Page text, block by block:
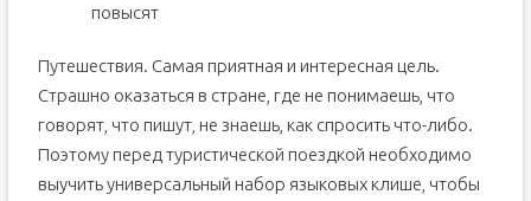
повысят
Путешествия. Самая приятная и интересная цель.
Страшно оказаться в стране, где не понимаешь, что
говорят, что пишут, не знаешь, как спросить что-либо.
Поэтому перед туристической поездкой необходимо
выучить универсальный набор языковых клише, чтобы